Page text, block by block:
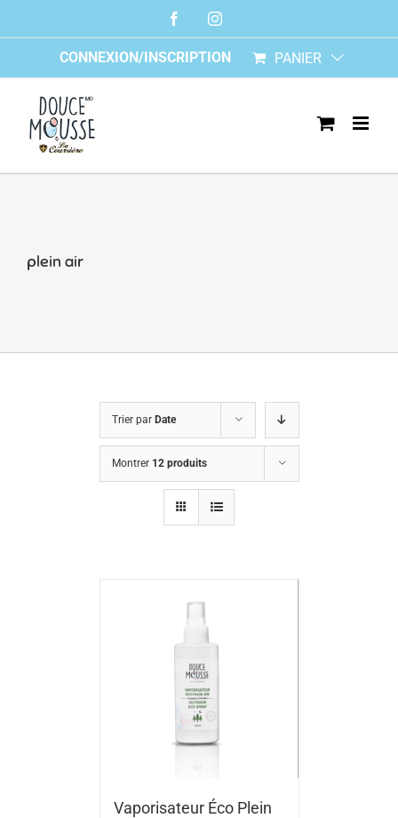
FacebookInstagram
CONNEXION/INSCRIPTION PANIER
plein air
Trier par Date
Montrer 12 produits
Vaporisateur Éco Plein